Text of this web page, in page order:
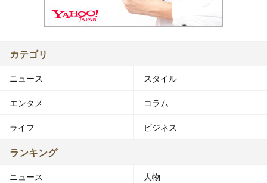
カテゴリ
ニュース スタイル
エンタメ コラム
ライフ ビジネス
ランキング
ニュース 人物